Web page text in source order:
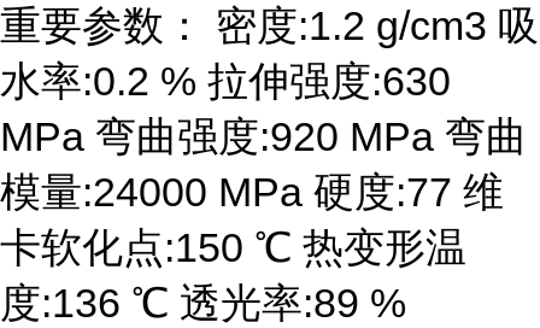
重要参数： 密度:1.2 g/cm3 吸
水率:0.2 % 拉伸强度:630
MPa 弯曲强度:920 MPa 弯曲
模量:24000 MPa 硬度:77 维
卡软化点:150 ℃ 热变形温
度:136 ℃ 透光率:89 %